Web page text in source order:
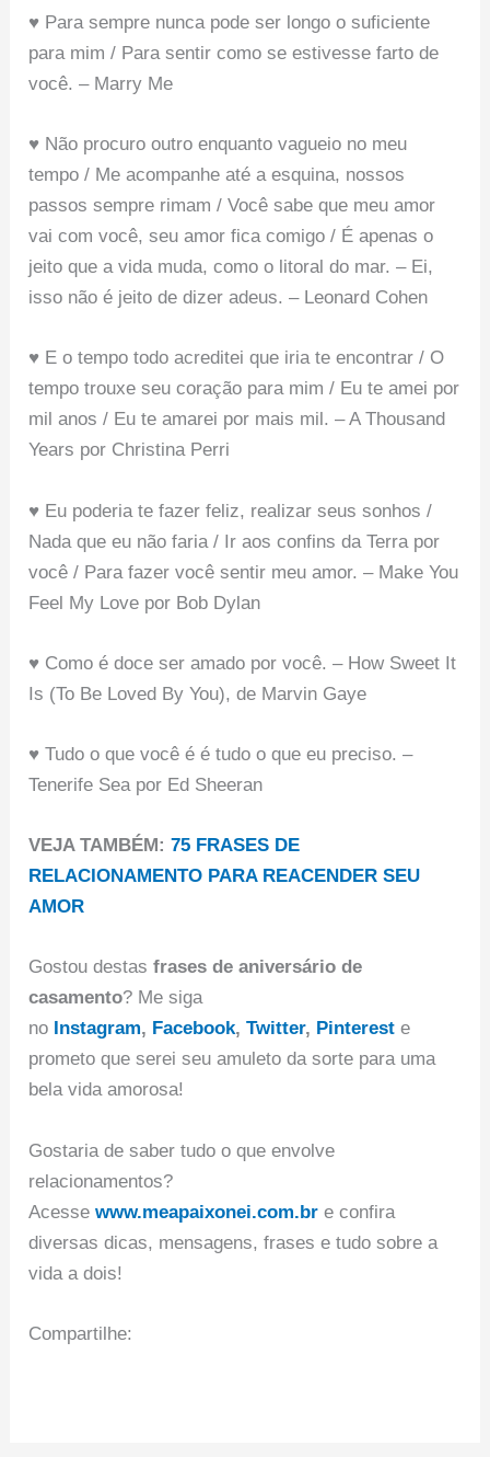
♥ Para sempre nunca pode ser longo o suficiente
para mim / Para sentir como se estivesse farto de
você. – Marry Me
♥ Não procuro outro enquanto vagueio no meu
tempo / Me acompanhe até a esquina, nossos
passos sempre rimam / Você sabe que meu amor
vai com você, seu amor fica comigo / É apenas o
jeito que a vida muda, como o litoral do mar. – Ei,
isso não é jeito de dizer adeus. – Leonard Cohen
♥ E o tempo todo acreditei que iria te encontrar / O
tempo trouxe seu coração para mim / Eu te amei por
mil anos / Eu te amarei por mais mil. – A Thousand
Years por Christina Perri
♥ Eu poderia te fazer feliz, realizar seus sonhos /
Nada que eu não faria / Ir aos confins da Terra por
você / Para fazer você sentir meu amor. – Make You
Feel My Love por Bob Dylan
♥ Como é doce ser amado por você. – How Sweet It
Is (To Be Loved By You), de Marvin Gaye
♥ Tudo o que você é é tudo o que eu preciso. –
Tenerife Sea por Ed Sheeran
VEJA TAMBÉM:75 FRASES DE
RELACIONAMENTO PARA REACENDER SEU
AMOR
Gostou destasfrases de aniversário de
casamento? Me siga
no Instagram, Facebook,Twitter, Pinterest e
prometo que serei seu amuleto da sorte para uma
bela vida amorosa!
Gostaria de saber tudo o que envolve
relacionamentos?
Acesse www.meapaixonei.com.br e confira
diversas dicas, mensagens, frases e tudo sobre a
vida a dois!
Compartilhe: